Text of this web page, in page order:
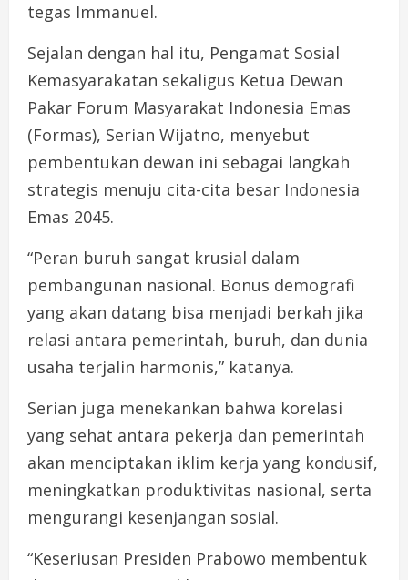
tegas Immanuel.
Sejalan dengan hal itu, Pengamat Sosial
Kemasyarakatan sekaligus Ketua Dewan
Pakar Forum Masyarakat Indonesia Emas
(Formas), Serian Wijatno, menyebut
pembentukan dewan ini sebagai langkah
strategis menuju cita-cita besar Indonesia
Emas 2045.
“Peran buruh sangat krusial dalam
pembangunan nasional. Bonus demografi
yang akan datang bisa menjadi berkah jika
relasi antara pemerintah, buruh, dan dunia
usaha terjalin harmonis,” katanya.
Serian juga menekankan bahwa korelasi
yang sehat antara pekerja dan pemerintah
akan menciptakan iklim kerja yang kondusif,
meningkatkan produktivitas nasional, serta
mengurangi kesenjangan sosial.
“Keseriusan Presiden Prabowo membentuk